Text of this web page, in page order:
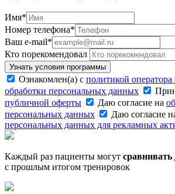
Имя*
Номер телефона*
Ваш e-mail*
Кто порекомендовал
Узнать условия программы
Ознакомлен(а) с политикой
обработки персональных данных
публичной оферты
Даю согласие на
персональных данных
Даю согласие
персональных данных для рекламных
Каждый раз пациенты могут
с прошлым итогом тренировок